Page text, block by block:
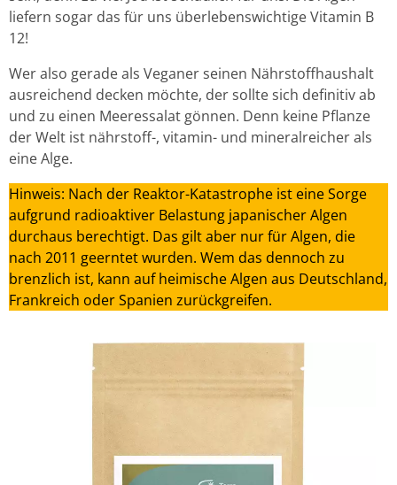
liefern sogar das für uns überlebenswichtige Vitamin B
12!
Wer also gerade als Veganer seinen Nährstoffhaushalt
ausreichend decken möchte, der sollte sich definitiv ab
und zu einen Meeressalat gönnen. Denn keine Pflanze
der Welt ist nährstoff-, vitamin- und mineralreicher als
eine Alge.
Hinweis: Nach der Reaktor-Katastrophe ist eine Sorge
aufgrund radioaktiver Belastung japanischer Algen
durchaus berechtigt. Das gilt aber nur für Algen, die
nach 2011 geerntet wurden. Wem das dennoch zu
brenzlich ist, kann auf heimische Algen aus Deutschland,
Frankreich oder Spanien zurückgreifen.